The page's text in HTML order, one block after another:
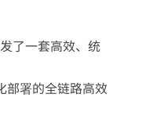
了一套高效、统
部署的全链路高效